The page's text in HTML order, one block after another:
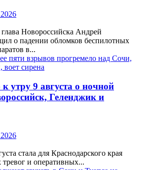
Новороссийска Андрей
о падении обломков беспилотных
в...
к утру 9 августа о ночной
Геленджик и
стала для Краснодарского края
и оперативных...